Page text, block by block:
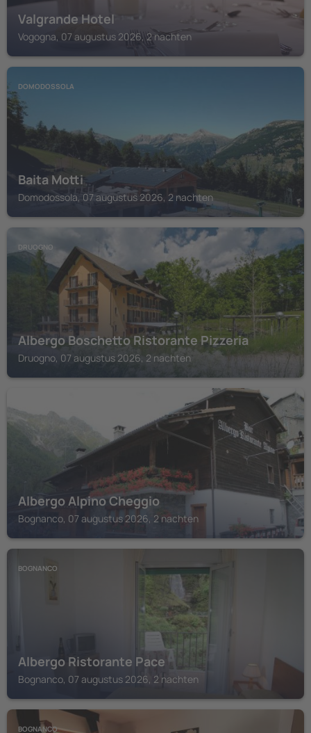
Valgrande Hotel
Vogogna, 07 augustus 2026, 2 nachten
DOMODOSSOLA
Baita Motti
Domodossola, 07 augustus 2026, 2 nachten
DRUOGNO
Albergo Boschetto Ristorante Pizzeria
Druogno, 07 augustus 2026, 2 nachten
Albergo Alpino Cheggio
Bognanco, 07 augustus 2026, 2 nachten
BOGNANCO
Albergo Ristorante Pace
Bognanco, 07 augustus 2026, 2 nachten
BOGNANCO